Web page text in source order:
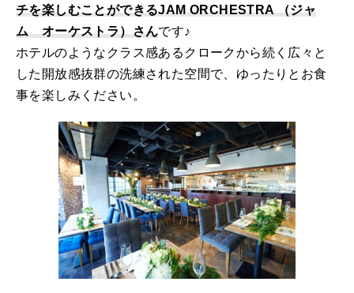
チを楽しむことができるJAM ORCHESTRA （ジャ
ム オーケストラ）さんです♪
ホテルのようなクラス感あるクロークから続く広々と
した開放感抜群の洗練された空間で、ゆったりとお食
事を楽しみください。